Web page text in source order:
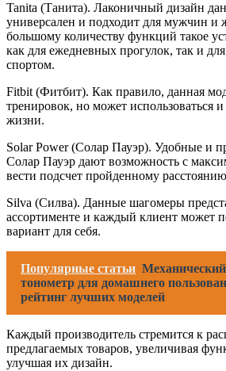
Tanita (Танита). Лаконичный дизайн
универсален и подходит для мужчин и
большому количеству функций такое
как для ежедневных прогулок, так и
спортом.
Fitbit (Фитбит). Как правило, данная
тренировок, но может использоваться
жизни.
Solar Power (Солар Пауэр). Удобные и
Солар Пауэр дают возможность с
вести подсчет пройденному
Silva (Силва). Данные шагомеры
ассортименте и каждый клиент может
вариант для себя.
Популярные статьи Механический
тонометр для домашнего
рейтинг лучших моделей
Каждый производитель стремится к
предлагаемых товаров, увеличивая
улучшая их дизайн.